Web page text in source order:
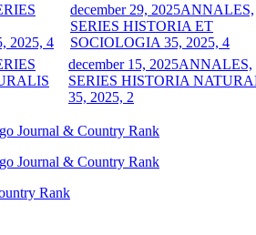
december 29, 2025ANNALES,
SERIES HISTORIA ET
SOCIOLOGIA 35, 2025, 4
december 15, 2025ANNALES,
SERIES HISTORIA
35, 2025, 2